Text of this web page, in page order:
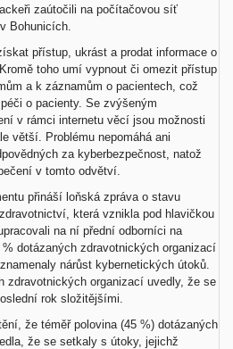
zaútočili na počítačovou síť
Bohunicích.
přístup, ukrást a prodat informace o
toho umí vypnout či omezit přístup
a k záznamům o pacientech, což
o pacienty. Se zvýšeným
v rámci internetu věcí jsou možnosti
větší. Problému nepomáhá ani
za kyberbezpečnost, natož
v tomto odvětví.
přináší loňská zpráva o stavu
která vznikla pod hlavičkou
na ní přední odborníci na
dotázaných zdravotnických organizací
nárůst kybernetických útoků.
zdravotnických organizací uvedly, že se
rok složitějšími.
že téměř polovina (45 %) dotázaných
že se setkaly s útoky, jejichž